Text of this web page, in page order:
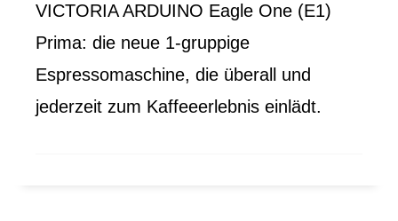
VICTORIA ARDUINO Eagle One (E1)
Prima: die neue 1-gruppige
Espressomaschine, die überall und
jederzeit zum Kaffeeerlebnis einlädt.